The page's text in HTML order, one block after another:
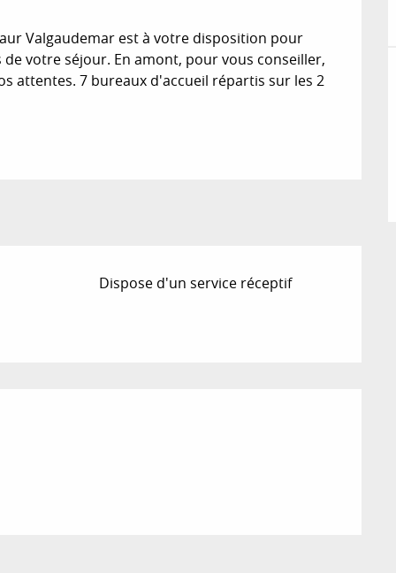
Valgaudemar est à votre disposition pour
votre séjour. En amont, pour vous conseiller,
attentes. 7 bureaux d'accueil répartis sur les 2
Dispose d'un service réceptif